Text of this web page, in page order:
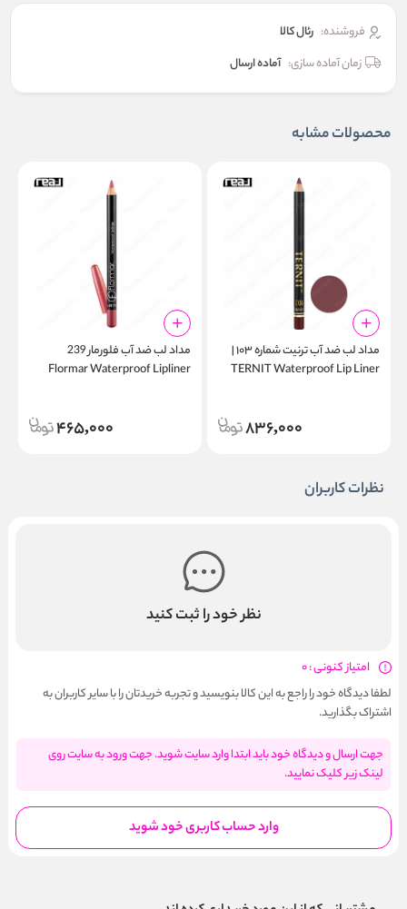
فروشنده: رئال كالا
زمان آماده سازی: آماده ارسال
محصولات مشابه
مداد لب ضد آب ترنیت شماره ۱۰۳ |
TERNIT Waterproof Lip Liner
836,000
مداد لب ضد آب فلورمار 239
Flormar Waterproof Lipliner
465,000
نظرات کاربران
نظر خود را ثبت کنید
امتیاز کنونی : 0
لطفا دیدگاه خود را راجع به این کالا بنویسید و تجربه خریدتان را با سایر کاربران به
اشتراک بگذارید.
جهت ارسال و دیدگاه خود باید ابتدا وارد سایت شوید. جهت ورود به سایت روی
لینک زیر کلیک نمایید.
وارد حساب کاربری خود شوید